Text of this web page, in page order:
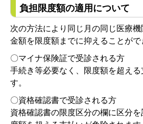
負担限度額の適用について
次の方法により同じ月の同じ医療
金額を限度額までに抑えることがで
〇マイナ保険証で受診される方
手続き等必要なく、限度額を超える
す。
〇資格確認書で受診される方
資格確認書の限度区分の欄に区分